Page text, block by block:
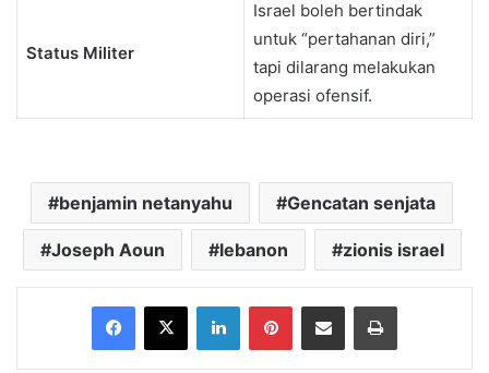
Status Militer
Israel boleh bertindak
untuk “pertahanan diri,”
tapi dilarang melakukan
operasi ofensif.
benjamin netanyahu Gencatan senjata
Joseph Aoun lebanon zionis israel
Facebook
X LinkedInPinterestShare via Email Print